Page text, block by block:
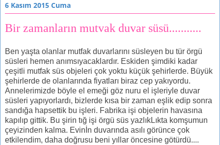
6 Kasım 2015 Cuma
Bir zamanların mutvak duvar süsü...........
Ben yaşta olanlar mutfak duvarlarını süsleyen bu tür örgü
süsleri hemen anımsıyacaklardır. Eskiden şimdiki kadar
çeşitli mutfak süs objeleri çok yoktu küçük şehirlerde. Büyük
şehirlerde de olanlarında fiyatları biraz cep yakıyordu.
Annelerimizde böyle el emeği göz nuru el işleriyle duvar
süsleri yapıyorlardı, bizlerde kısa bir zaman eşlik edip sonra
sandığa hapsettik bu işleri. Fabrika işi objelerin havasına
kapılıp gittik. Bu şirin tığ işi örgü süs yazlıkLıkta komşumun
çeyizinden kalma. Evinİn duvarında asılı görünce çok
etkilendim, daha doğrusu beni yıllar öncesine götürdü....